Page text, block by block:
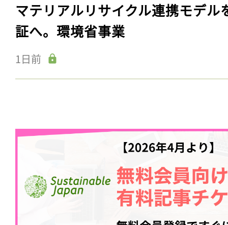
マテリアルリサイクル連携モデル
証へ。環境省事業
1日前